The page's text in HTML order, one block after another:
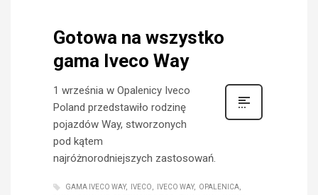
Gotowa na wszystko
gama Iveco Way
1 września w Opalenicy Iveco
Poland przedstawiło rodzinę
pojazdów Way, stworzonych
pod kątem
najróżnorodniejszych zastosowań.
GAMA IVECO WAY IVECO IVECO WAY
OPALENICA